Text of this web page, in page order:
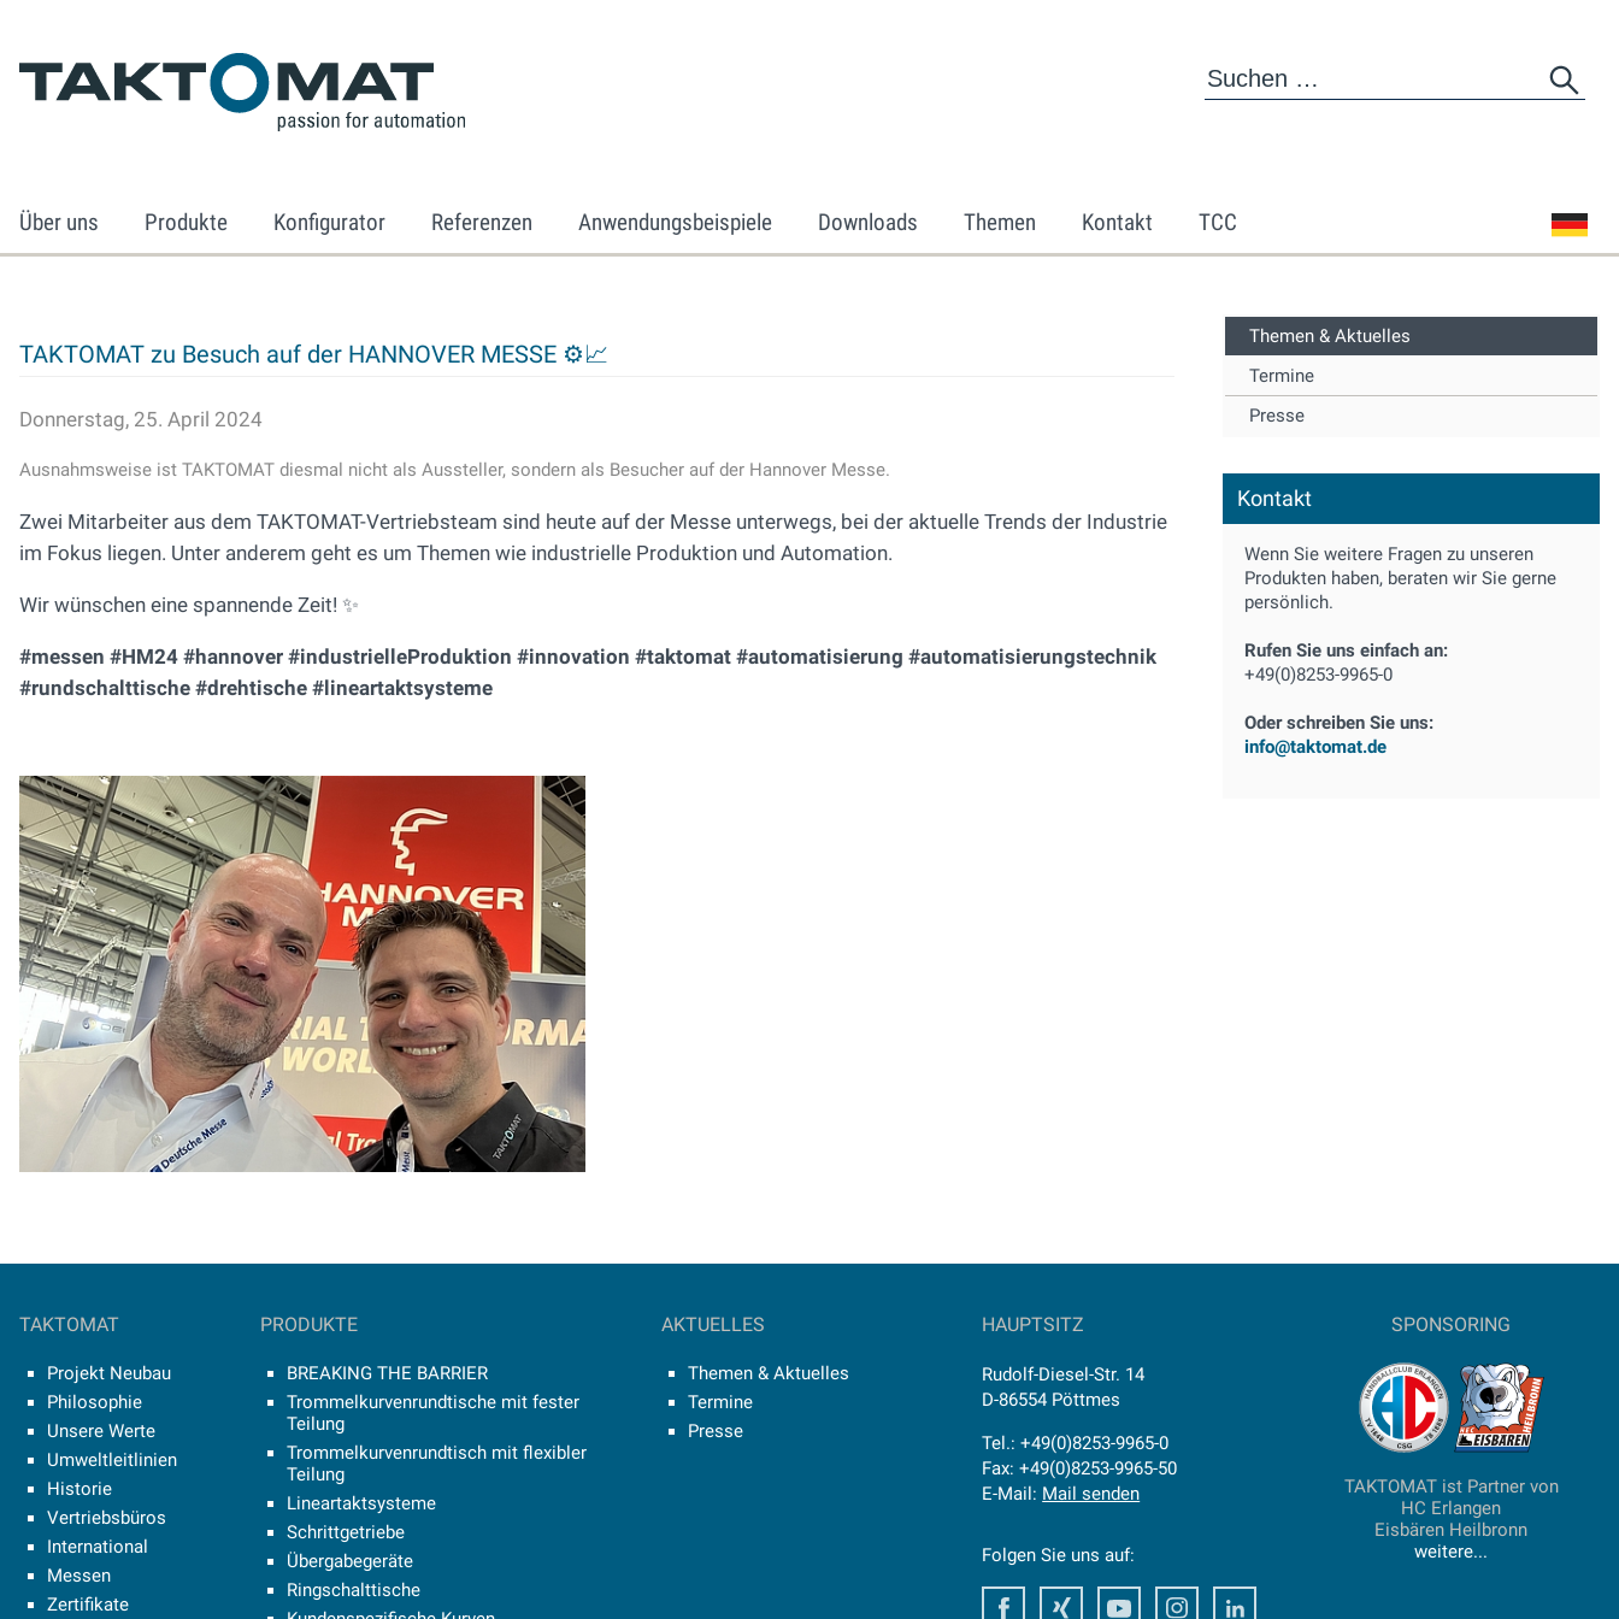
Über uns Produkte Konfigurator Referenzen Anwendungsbeispiele Downloads Themen Kontakt TCC
TAKTOMAT zu Besuch auf der HANNOVER MESSE ⚙📈
Donnerstag, 25. April 2024
Ausnahmsweise ist TAKTOMAT diesmal nicht als Aussteller, sondern als Besucher auf der Hannover Messe.
Zwei Mitarbeiter aus dem TAKTOMAT-Vertriebsteam sind heute auf der Messe unterwegs, bei der aktuelle Trends der Industrie
im Fokus liegen. Unter anderem geht es um Themen wie industrielle Produktion und Automation.
Wir wünschen eine spannende Zeit! ✨
#messen #HM24 #hannover #industrielleProduktion #innovation #taktomat #automatisierung #automatisierungstechnik
#rundschalttische #drehtische #lineartaktsysteme
Themen & Aktuelles
Termine
Presse
Kontakt
Wenn Sie weitere Fragen zu unseren
Produkten haben, beraten wir Sie gerne
persönlich.
Rufen Sie uns einfach an:
+49(0)8253-9965-0
Oder schreiben Sie uns:
info@taktomat.de
TAKTOMAT
Projekt Neubau
Philosophie
Unsere Werte
Umweltleitlinien
Historie
Vertriebsbüros
International
Messen
Zertifikate
PRODUKTE
BREAKING THE BARRIER
Trommelkurvenrundtische mit fester
Teilung
Trommelkurvenrundtisch mit flexibler
Teilung
Lineartaktsysteme
Schrittgetriebe
Übergabegeräte
Ringschalttische
AKTUELLES
Themen & Aktuelles
Termine
Presse
HAUPTSITZ
Rudolf-Diesel-Str. 14
D-86554 Pöttmes
Tel.: +49(0)8253-9965-0
Fax: +49(0)8253-9965-50
E-Mail: Mail senden
Folgen Sie uns auf:
FacebookXing Youtube Instagram
SPONSORING
TAKTOMAT ist Partner von
HC Erlangen
Eisbären Heilbronn
weitere...